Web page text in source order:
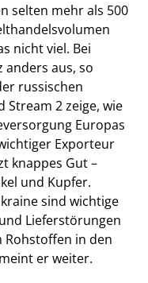
selten mehr als 500
nicht viel. Bei
anders aus, so
russischen
Stream 2 zeige, wie
Europas
Exporteur
knappes Gut –
und Kupfer.
sind wichtige
Lieferstörungen
Rohstoffen in den
er weiter.